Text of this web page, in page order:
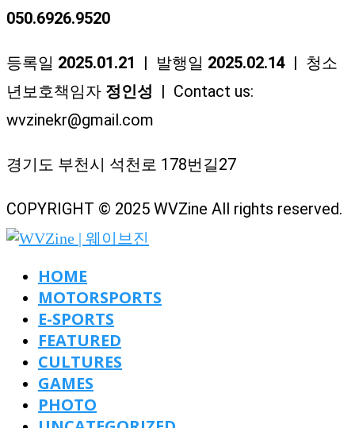
050.6926.9520
등록일 2025.01.21 | 발행일 2025.02.14 | 청소
년보호책임자 정인성 | Contact us:
wvzinekr@gmail.com
경기도 부천시 석천로 178번길27
COPYRIGHT © 2025 WVZine All rights reserved.
HOME
MOTORSPORTS
E-SPORTS
FEATURED
CULTURES
GAMES
PHOTO